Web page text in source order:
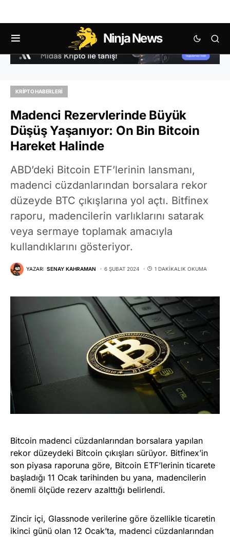
Ninja News
KRIPTO HABERLERI
Madenci Rezervlerinde Büyük
Düşüş Yaşanıyor: On Bin Bitcoin
Hareket Halinde
ABD’deki Bitcoin ETF’lerinin lansmanı,
madenci cüzdanlarından borsalara rekor
düzeyde BTC çıkışlarına yol açtı. Bitfinex
raporu, madencilerin varlıklarını satarak
veya sermaye toplamak amacıyla
kullandıklarını gösteriyor.
YAZAR: SENAY KAHRAMAN 6 ŞUBAT 2024 1 DAKIKALIK OKUMA
Bitcoin madenci cüzdanlarından borsalara yapılan
rekor düzeydeki Bitcoin çıkışları sürüyor. Bitfinex’in
son piyasa raporuna göre, Bitcoin ETF’lerinin ticarete
başladığı 11 Ocak tarihinden bu yana, madencilerin
önemli ölçüde rezerv azalttığı belirlendi.
Zincir içi, Glassnode verilerine göre özellikle ticaretin
ikinci günü olan 12 Ocak’ta, madenci cüzdanlarından